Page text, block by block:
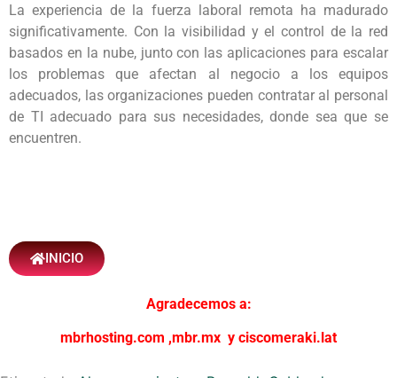
La experiencia de la fuerza laboral remota ha madurado
significativamente. Con la visibilidad y el control de la red
basados ​​en la nube, junto con las aplicaciones para escalar
los problemas que afectan al negocio a los equipos
adecuados, las organizaciones pueden contratar al personal
de TI adecuado para sus necesidades, donde sea que se
encuentren.
INICIO
Agradecemos a:
mbrhosting.com ,mbr.mx y ciscomeraki.lat